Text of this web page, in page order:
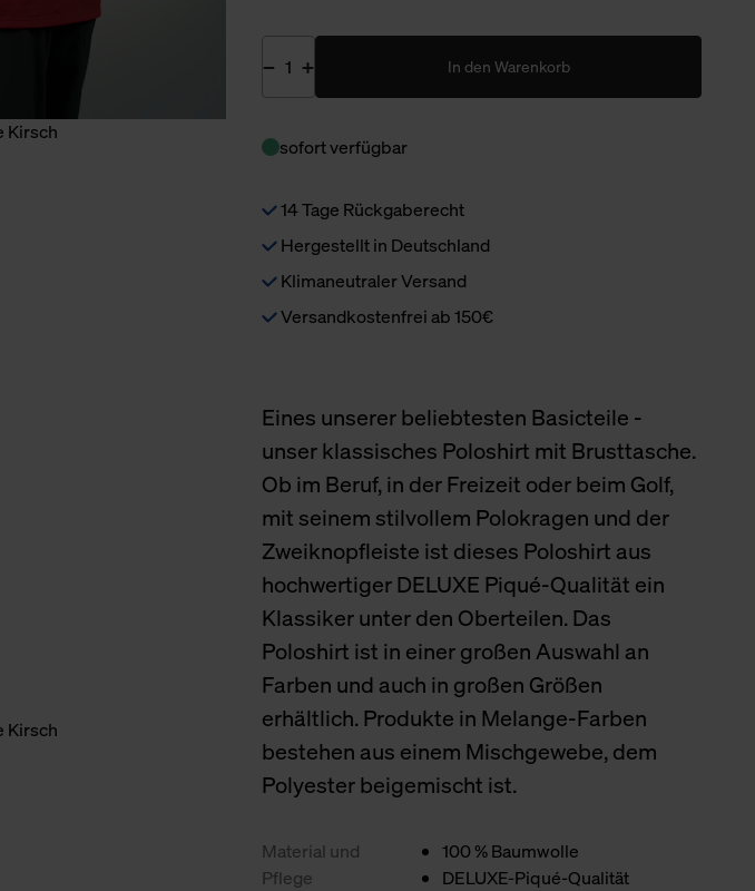
In den Warenkorb
sofort verfügbar
14 Tage Rückgaberecht
Hergestellt in Deutschland
Klimaneutraler Versand
Versandkostenfrei ab 150€
Eines unserer beliebtesten Basicteile -
unser klassisches Poloshirt mit Brusttasche.
Ob im Beruf, in der Freizeit oder beim Golf,
mit seinem stilvollem Polokragen und der
Zweiknopfleiste ist dieses Poloshirt aus
hochwertiger DELUXE Piqué-Qualität ein
Klassiker unter den Oberteilen. Das
Poloshirt ist in einer großen Auswahl an
Farben und auch in großen Größen
erhältlich. Produkte in Melange-Farben
bestehen aus einem Mischgewebe, dem
Polyester beigemischt ist.
Material und
Pflege
100 % Baumwolle
DELUXE-Piqué-Qualität